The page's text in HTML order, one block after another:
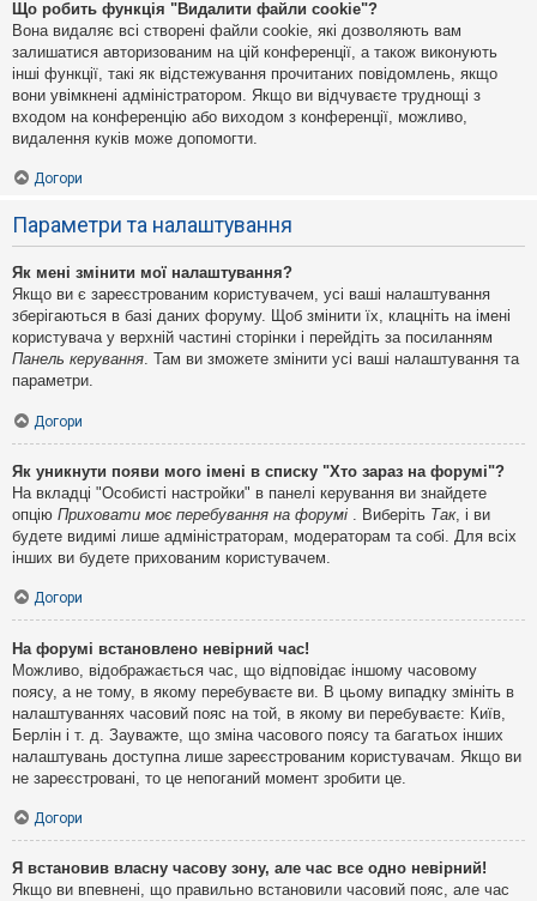
Що робить функція "Видалити файли cookie"?
Вона видаляє всі створені файли cookie, які дозволяють вам
залишатися авторизованим на цій конференції, а також виконують
інші функції, такі як відстежування прочитаних повідомлень, якщо
вони увімкнені адміністратором. Якщо ви відчуваєте труднощі з
входом на конференцію або виходом з конференції, можливо,
видалення куків може допомогти.
Догори
Параметри та налаштування
Як мені змінити мої налаштування?
Якщо ви є зареєстрованим користувачем, усі ваші налаштування
зберігаються в базі даних форуму. Щоб змінити їх, клацніть на імені
користувача у верхній частині сторінки і перейдіть за посиланням
Панель керування . Там ви зможете змінити усі ваші налаштування та
параметри.
Догори
Як уникнути появи мого імені в списку "Хто зараз на форумі"?
На вкладці "Особисті настройки" в панелі керування ви знайдете
опцію Приховати моє перебування на форумі . Виберіть Так, і ви
будете видимі лише адміністраторам, модераторам та собі. Для всіх
інших ви будете прихованим користувачем.
Догори
На форумі встановлено невірний час!
Можливо, відображається час, що відповідає іншому часовому
поясу, а не тому, в якому перебуваєте ви. В цьому випадку змініть в
налаштуваннях часовий пояс на той, в якому ви перебуваєте: Київ,
Берлін і т. д. Зауважте, що зміна часового поясу та багатьох інших
налаштувань доступна лише зареєстрованим користувачам. Якщо ви
не зареєстровані, то це непоганий момент зробити це.
Догори
Я встановив власну часову зону, але час все одно невірний!
Якщо ви впевнені, що правильно встановили часовий пояс, але час